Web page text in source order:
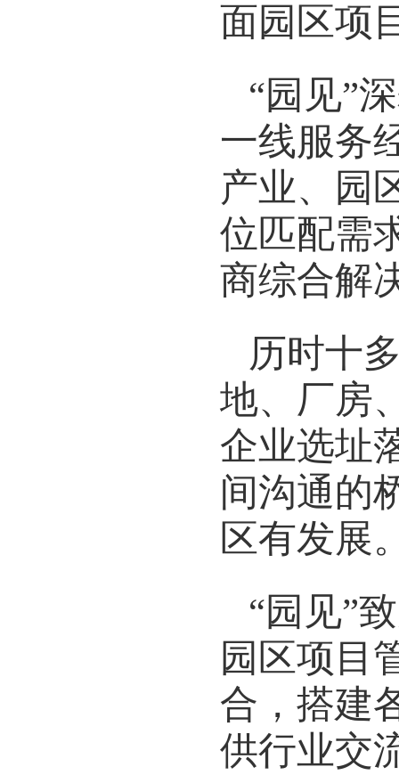
面园区项
“园见”
一线服务
产业、园
位匹配需
商综合解
历时十
地、厂房
企业选址
间沟通的
区有发展
“园见”
园区项目
合，搭建
供行业交